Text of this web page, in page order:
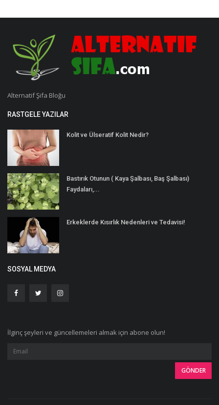
Alternatif Şifa Bloğu
RASTGELE YAZILAR
Kolit ve Ülseratif Kolit Nedir?
Bastırık Otunun ( Kaya Şalbası, Baş Şalbası)
Faydaları,...
Erkeklerde Kısırlık Nedenleri ve Tedavisi!
SOSYAL MEDYA
İlginç şeyleri ve güncellemeleri almak için abone olun!